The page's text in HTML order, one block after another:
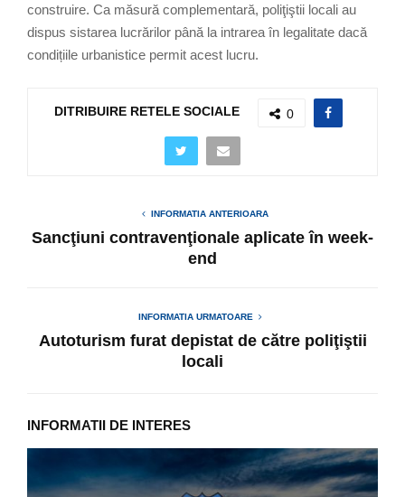
construire. Ca măsură complementară, poliţiştii locali au
dispus sistarea lucrărilor până la intrarea în legalitate dacă
condițiile urbanistice permit acest lucru.
DITRIBUIRE RETELE SOCIALE 0
INFORMATIA ANTERIOARA
Sancţiuni contravenţionale aplicate în week-
end
INFORMATIA URMATOARE
Autoturism furat depistat de către poliţiştii
locali
INFORMATII DE INTERES